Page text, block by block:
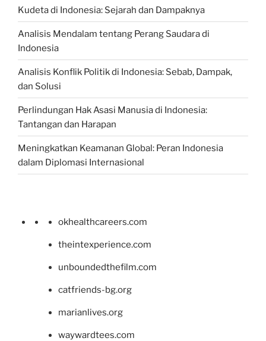
Kudeta di Indonesia: Sejarah dan Dampaknya
Analisis Mendalam tentang Perang Saudara di
Indonesia
Analisis Konflik Politik di Indonesia: Sebab, Dampak,
dan Solusi
Perlindungan Hak Asasi Manusia di Indonesia:
Tantangan dan Harapan
Meningkatkan Keamanan Global: Peran Indonesia
dalam Diplomasi Internasional
okhealthcareers.com
theintexperience.com
unboundedthefilm.com
catfriends-bg.org
marianlives.org
waywardtees.com